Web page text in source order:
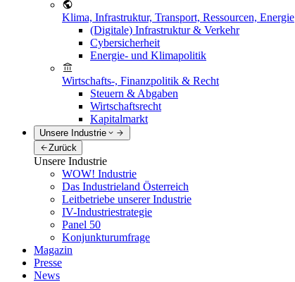
Klima, Infrastruktur, Transport, Ressourcen, Energie
(Digitale) Infrastruktur & Verkehr
Cybersicherheit
Energie- und Klimapolitik
Wirtschafts-, Finanzpolitik & Recht
Steuern & Abgaben
Wirtschaftsrecht
Kapitalmarkt
Unsere Industrie
Zurück
Unsere Industrie
WOW! Industrie
Das Industrieland Österreich
Leitbetriebe unserer Industrie
IV-Industriestrategie
Panel 50
Konjunkturumfrage
Magazin
Presse
News